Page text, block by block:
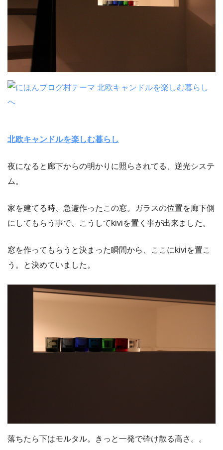
北欧キャンドルを楽しむ暮らし
夜になると廊下からの明かりに照らされてる、逆光システ
ム。
家を建てる時、急遽作ったこの窓。ガラスの位置を廊下側
にしてもらう事で、こうしてkiviを置く事が出来ました。
窓を作ってもらうと決まった瞬間から、ここにkiviを置こ
う。と決めていました。
落ちたら下はモルタル。きっと一発で砕け散る高さ。。